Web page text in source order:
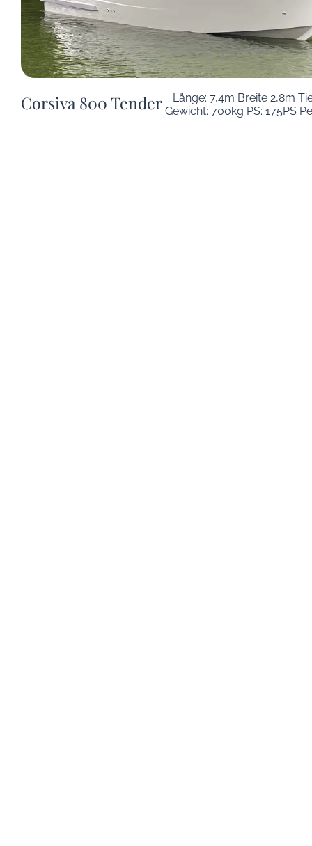
Corsiva 800 Tender
Länge: 7,4m Breite 2,8m
Gewicht: 700kg PS: 175PS